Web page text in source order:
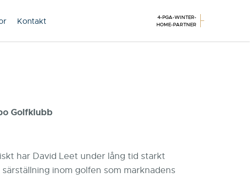
Kontakt
4-PGA-WINTER-
HOME-PARTNER
Golfklubb
har David Leet under lång tid starkt
inom golfen som marknadens